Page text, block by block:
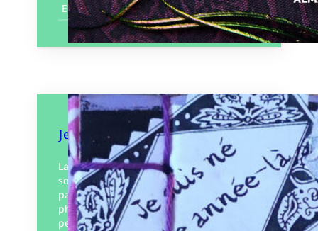
En savoir plus
Je suis né cette année-là
La poésie, c’est comme les frites : ça
soigne tout, mais parfois, ça tache les
pages. Ici, on croise un pêcheur
philosophe, un poète qui épelle les
pelles…